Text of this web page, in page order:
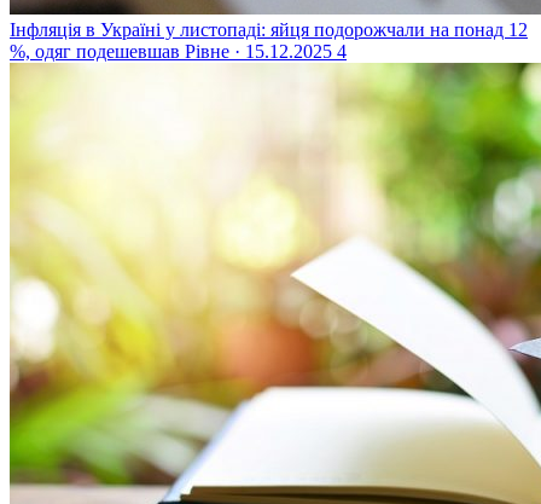
Інфляція в Україні у листопаді: яйця подорожчали на понад 12
%, одяг подешевшав Рівне · 15.12.2025 4